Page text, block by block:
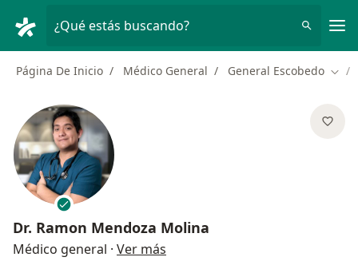
¿Qué estás buscando?
Página De Inicio Médico General General Escobedo
Dr. Ramon Mendoza Molina
Médico general · Ver más